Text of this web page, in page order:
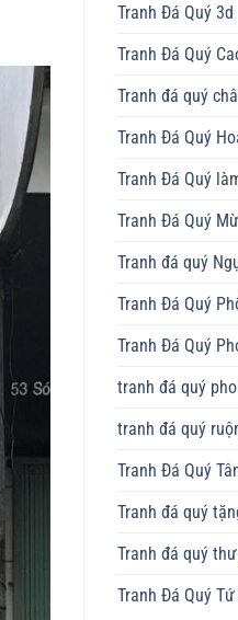
Tranh Đá Quý 3d
Tranh Đá Quý
Tranh đá quý
Tranh Đá Quý
Tranh Đá Quý
Tranh Đá Quý
Tranh đá quý
Tranh Đá Quý
Tranh Đá Quý
tranh đá quý
tranh đá quý
Tranh Đá Quý
Tranh đá quý
Tranh đá quý
Tranh Đá Quý Tứ